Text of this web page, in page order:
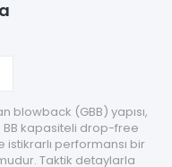
blowback (GBB) yapısı,
BB kapasiteli drop-free
istikrarlı performansı bir
Taktik detaylarla